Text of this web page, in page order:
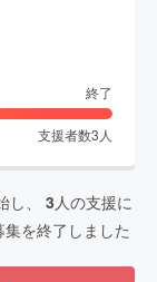
終了
支援者数3 人
し、 3人の支援に
集を終了しました